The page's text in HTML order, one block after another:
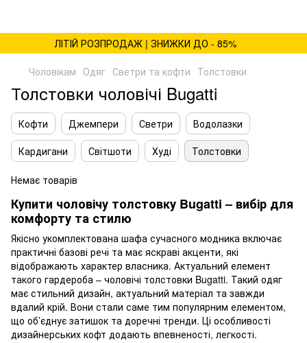
ЛІТІЙ РОЗПРОДАЖ | ЗНИЖКИ ДО - 85%
Чоловікам Одяг Светри та кофти Толстовки
Толстовки чоловічі Bugatti
Кофти Джемпери Светри
Водолазки
Кардигани
Світшоти Худі Толстовки
Немає товарів
Купити чоловічу толстовку Bugatti – вибір для
комфорту та стилю
Якісно укомплектована шафа сучасного модника включає
практичні базові речі та має яскраві акценти, які
відображають характер власника. Актуальний елемент
такого гардероба – чоловічі толстовки Bugatti. Такий одяг
має стильний дизайн, актуальний матеріал та завжди
вдалий крій. Вони стали саме тим популярним елементом,
що об’єднує затишок та доречні тренди. Ці особливості
дизайнерських кофт додають впевненості, легкості.